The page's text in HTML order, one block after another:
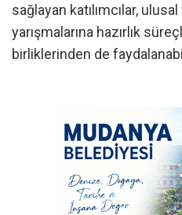
sağlayan katılımcılar,
yarışmalarına hazırlık
birliklerinden de